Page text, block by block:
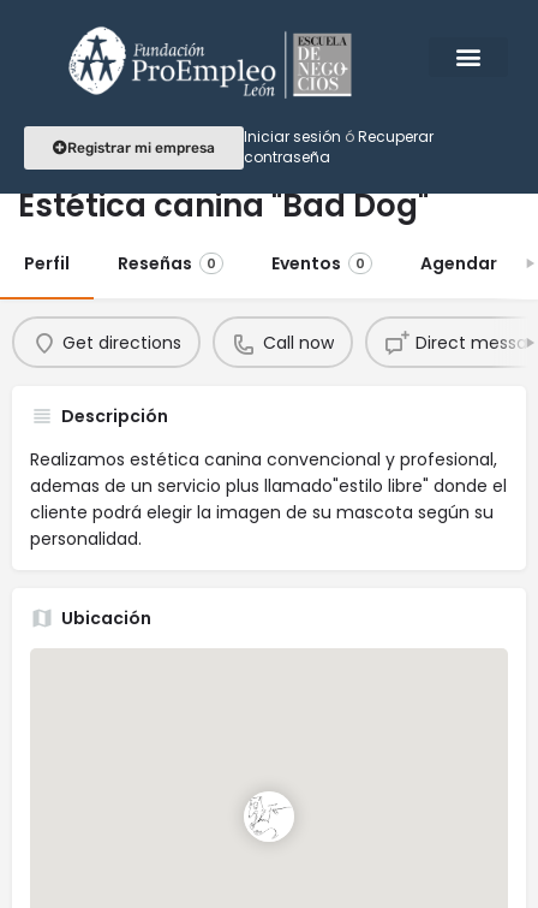
Registrar mi empresa
Iniciar sesión óRecuperar
contraseña
Estética canina "Bad Dog"
Perfil Reseñas 0 Eventos 0 Agendar
Get directions Call now Direct
Descripción
Realizamos estética canina convencional y profesional,
ademas de un servicio plus llamado"estilo libre" donde el
cliente podrá elegir la imagen de su mascota según su
personalidad.
Ubicación